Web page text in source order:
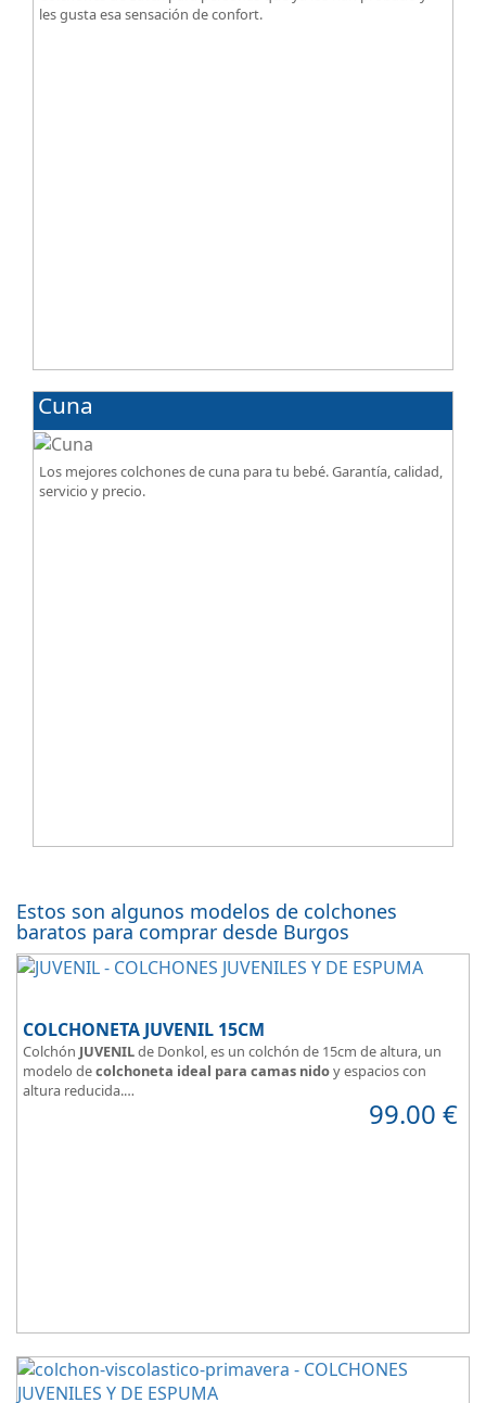
les gusta esa sensación de confort.
Cuna
Los mejores colchones de cuna para tu bebé. Garantía, calidad,
servicio y precio.
Estos son algunos modelos de colchones
baratos para comprar desde Burgos
COLCHONETA JUVENIL 15CM
Colchón JUVENILde Donkol, es un colchón de 15cm de altura, un
modelo decolchoneta ideal para camas nidoy espacios con
altura reducida.
suelen elegir
99.00 €